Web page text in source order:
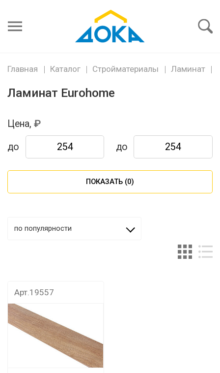
пароль
Главная Каталог Стройматериалы Ламинат
Ламинат Eurohome
Цена,
до до
ПОКАЗАТЬ (0)
по популярности
Арт.19557